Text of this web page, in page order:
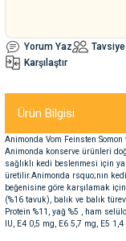
Temizlik
Kemikleri
Seyahat Ürünleri
Yorum Yaz
Karşılaştır
Ürün Bilgisi
Animonda Vom Feinsten
Animonda konserve ürünleri
sağlıklı kedi beslenmesi için
üretilir.Animonda rsquo;nın
beğenisine göre karşılamak
(%16 tavuk), balık ve balık
Protein %11, yağ %5 , ham
IU, E4 0,5 mg, E6 5,7 mg, E5